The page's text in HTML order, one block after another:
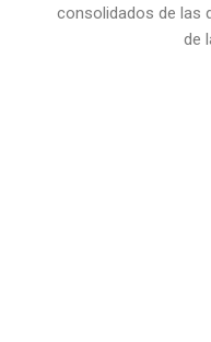
consolidados de las
de